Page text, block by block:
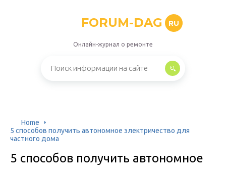
FORUM-DAG RU
Онлайн-журнал о ремонте
Home
5 способов получить автономное электричество для
частного дома
5 способов получить автономное